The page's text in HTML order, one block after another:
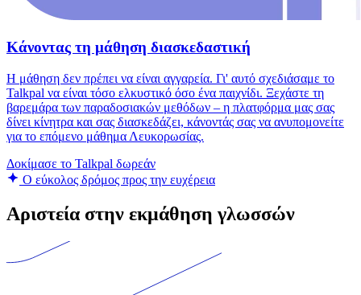
Κάνοντας τη μάθηση διασκεδαστική
Η μάθηση δεν πρέπει να είναι αγγαρεία. Γι' αυτό σχεδιάσαμε το
Talkpal να είναι τόσο ελκυστικό όσο ένα παιχνίδι. Ξεχάστε τη
βαρεμάρα των παραδοσιακών μεθόδων – η πλατφόρμα μας σας
δίνει κίνητρα και σας διασκεδάζει, κάνοντάς σας να ανυπομονείτε
για το επόμενο μάθημα Λευκορωσίας.
Δοκίμασε το Talkpal δωρεάν
Ο εύκολος δρόμος προς την ευχέρεια
Αριστεία στην εκμάθηση γλωσσών